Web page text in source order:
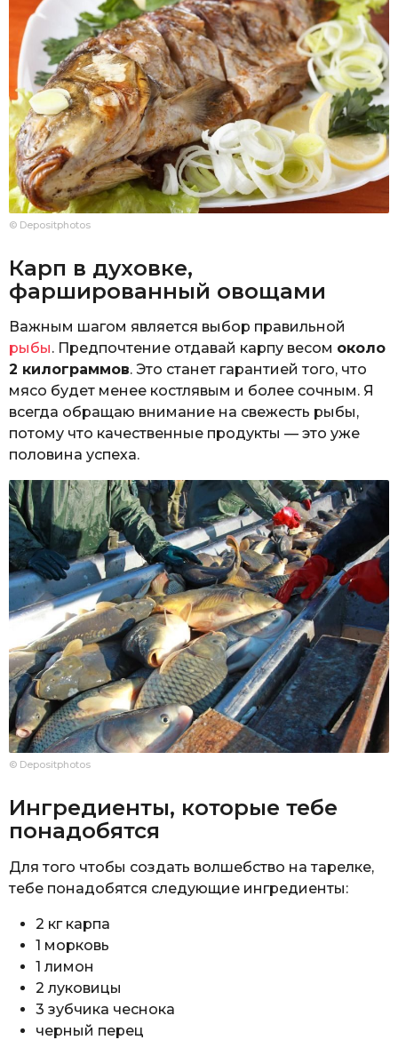
© Depositphotos
Карп в духовке,
фаршированный овощами
Важным шагом является выбор правильной
рыбы. Предпочтение отдавай карпу весом около
2 килограммов. Это станет гарантией того, что
мясо будет менее костлявым и более сочным. Я
всегда обращаю внимание на свежесть рыбы,
потому что качественные продукты — это уже
половина успеха.
© Depositphotos
Ингредиенты, которые тебе
понадобятся
Для того чтобы создать волшебство на тарелке,
тебе понадобятся следующие ингредиенты:
2 кг карпа
1 морковь
1 лимон
2 луковицы
3 зубчика чеснока
черный перец